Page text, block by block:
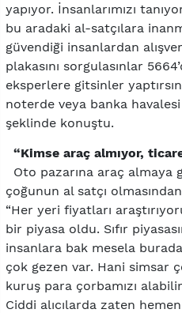
yapıyor. İnsanlarımızı
bu aradaki al-satçılara
güvendiği insanlardan
plakasını sorgulasınlar
eksperlere gitsinler
noterde veya banka havalesi
şeklinde konuştu.
“Kimse araç almıyor,
Oto pazarına araç almaya
çoğunun al satçı
“Her yeri fiyatları
bir piyasa oldu. Sıfır
insanlara bak mesela
çok gezen var. Hani simsar
kuruş para çorbamızı
Ciddi alıcılarda zaten